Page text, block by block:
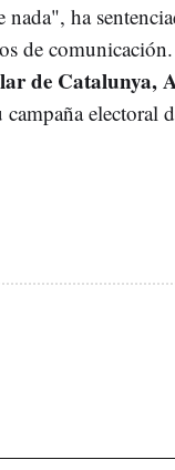
ha
de
de Catalunya,
electoral